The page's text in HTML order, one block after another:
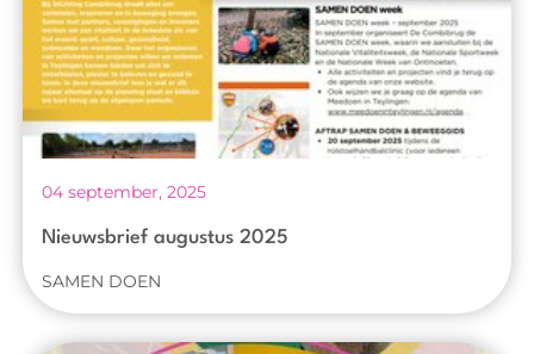
04 september, 2025
Nieuwsbrief augustus 2025
SAMEN DOEN